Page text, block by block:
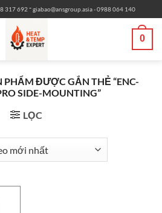
317 692 -giabao@ansgroup.asia- 0988 064 140
0
PHẨM ĐƯỢC GẮN THẺ “ENC-
SIDE-MOUNTING”
LỌC